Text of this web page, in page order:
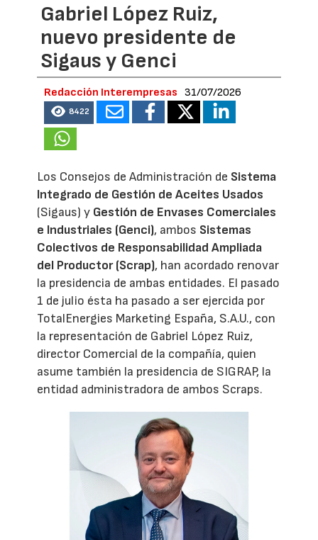
Gabriel López Ruiz,
nuevo presidente de
Sigaus y Genci
Redacción Interempresas 31/07/2026
8422
Los Consejos de Administración de Sistema
Integrado de Gestión de Aceites Usados
(Sigaus) y Gestión de Envases Comerciales
e Industriales (Genci), ambos Sistemas
Colectivos de Responsabilidad Ampliada
del Productor (Scrap), han acordado renovar
la presidencia de ambas entidades. El pasado
1 de julio ésta ha pasado a ser ejercida por
TotalEnergies Marketing España, S.A.U., con
la representación de Gabriel López Ruiz,
director Comercial de la compañía, quien
asume también la presidencia de SIGRAP, la
entidad administradora de ambos Scraps.